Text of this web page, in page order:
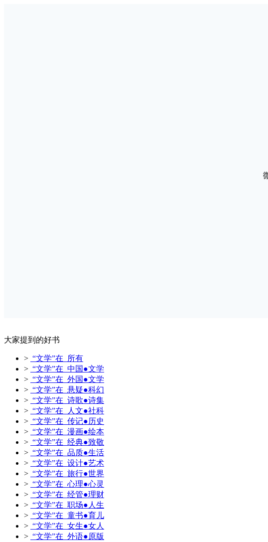
大家提到的好书
> “文学”在 所有
> “文学”在 中国●文学
> “文学”在 外国●文学
> “文学”在 悬疑●科幻
> “文学”在 诗歌●诗集
> “文学”在 人文●社科
> “文学”在 传记●历史
> “文学”在 漫画●绘本
> “文学”在 经典●致敬
> “文学”在 品质●生活
> “文学”在 设计●艺术
> “文学”在 旅行●世界
> “文学”在 心理●心灵
> “文学”在 经管●理财
> “文学”在 职场●人生
> “文学”在 童书●育儿
> “文学”在 女生●女人
> “文学”在 外语●原版